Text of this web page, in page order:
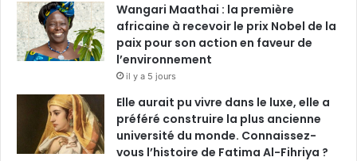
Wangari Maathai : la première
africaine à recevoir le prix Nobel de la
paix pour son action en faveur de
l’environnement
il y a 5 jours
Elle aurait pu vivre dans le luxe, elle a
préféré construire la plus ancienne
université du monde. Connaissez-
vous l’histoire de Fatima Al-Fihriya ?